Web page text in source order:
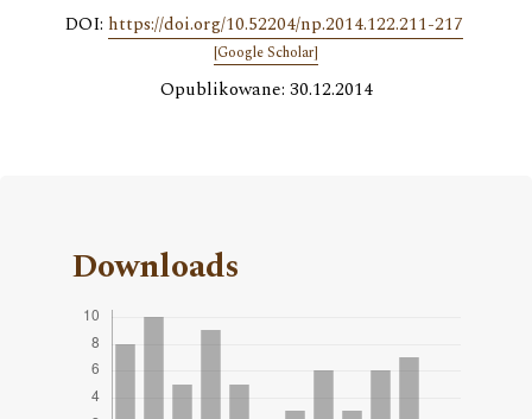
DOI: https://doi.org/10.52204/np.2014.122.211-217
[Google Scholar]
Opublikowane: 30.12.2014
Downloads